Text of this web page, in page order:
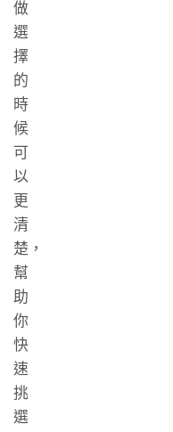
做
選
擇
的
時
候
可
以
更
清
楚，
幫
助
你
快
速
挑
選